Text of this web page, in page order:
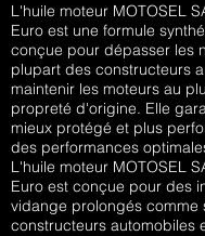
L'huile moteur MOTOSEL
Euro est une formule
conçue pour dépasser les
plupart des constructeurs
maintenir les moteurs au
propreté d'origine. Elle
mieux protégé et plus
des performances
L'huile moteur MOTOSEL
Euro est conçue pour des
vidange prolongés comme
constructeurs automobiles